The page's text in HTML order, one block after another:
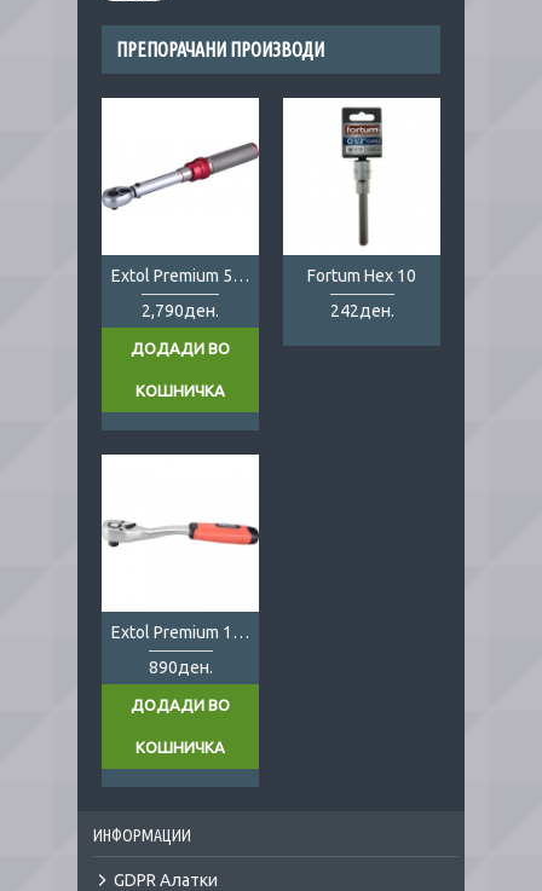
ПРЕПОРАЧАНИ ПРОИЗВОДИ
Extol Premium 5-25Nm Torque Wrench
2,790ден.
ДОДАДИ ВО
КОШНИЧКА
Fortum Hex 10
242ден.
Extol Premium 1/2"
890ден.
ДОДАДИ ВО
КОШНИЧКА
ИНФОРМАЦИИ
GDPR Алатки